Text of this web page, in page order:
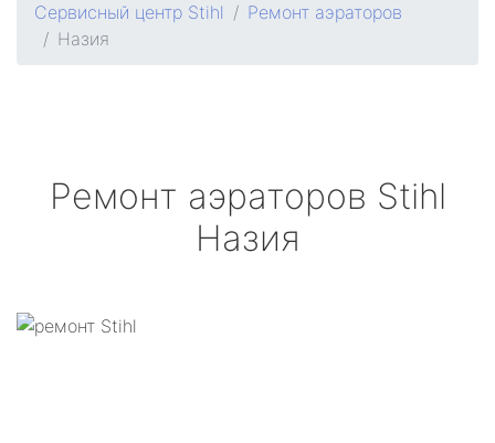
Сервисный центр Stihl
Ремонт аэраторов
Назия
Ремонт аэраторов Stihl
Назия